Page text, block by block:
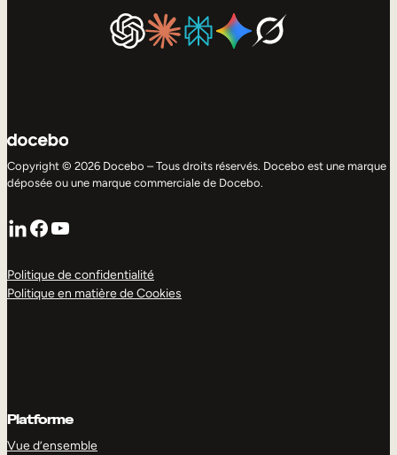
Copyright © 2026 Docebo – Tous droits réservés. Docebo est une marque
déposée ou une marque commerciale de Docebo.
LinkedIn
Facebook
YouTube
Politique de confidentialité
Politique en matière de Cookies
Platforme
Vue d’ensemble